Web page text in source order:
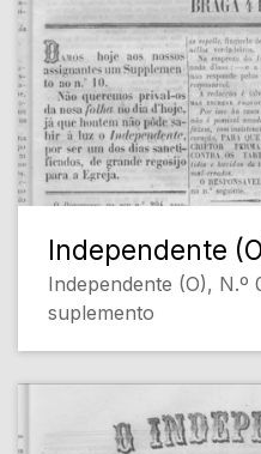
Independente
Independente (O),
suplemento